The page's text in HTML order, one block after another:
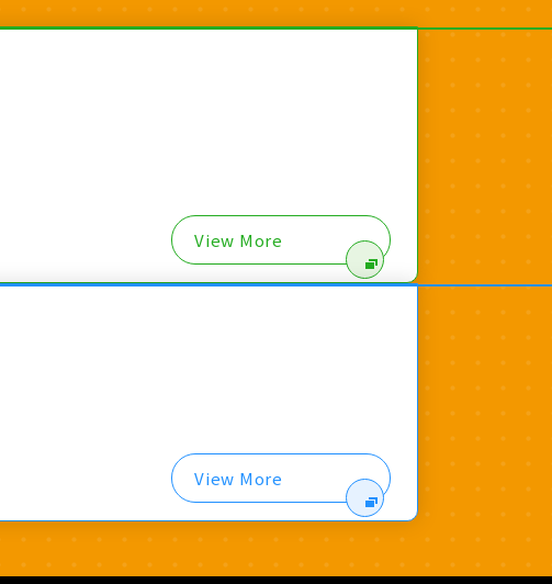
View More
View More